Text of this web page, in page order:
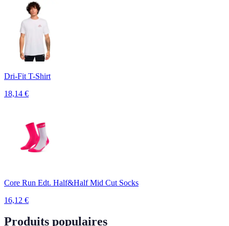
Dri-Fit T-Shirt
18,14 €
Core Run Edt. Half&Half Mid Cut Socks
16,12 €
Produits populaires